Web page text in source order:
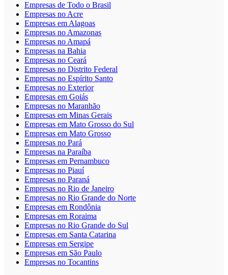
Empresas de Todo o Brasil
Empresas no Acre
Empresas em Alagoas
Empresas no Amazonas
Empresas no Amapá
Empresas na Bahia
Empresas no Ceará
Empresas no Distrito Federal
Empresas no Espírito Santo
Empresas no Exterior
Empresas em Goiás
Empresas no Maranhão
Empresas em Minas Gerais
Empresas em Mato Grosso do Sul
Empresas em Mato Grosso
Empresas no Pará
Empresas na Paraíba
Empresas em Pernambuco
Empresas no Piauí
Empresas no Paraná
Empresas no Rio de Janeiro
Empresas no Rio Grande do Norte
Empresas em Rondônia
Empresas em Roraima
Empresas no Rio Grande do Sul
Empresas em Santa Catarina
Empresas em Sergipe
Empresas em São Paulo
Empresas no Tocantins